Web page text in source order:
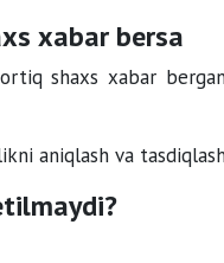
xabar bersa
shaxs xabar
aniqlash va